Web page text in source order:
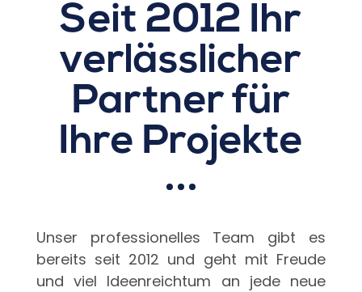
Seit 2012 Ihr
verlässlicher
Partner für
Ihre Projekte
Unser professionelles Team gibt es
bereits seit 2012 und geht mit Freude
und viel Ideenreichtum an jede neue